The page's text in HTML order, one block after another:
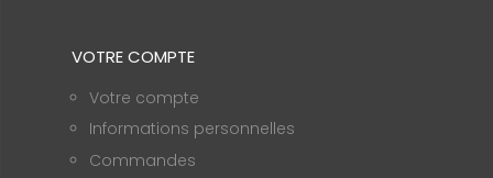
VOTRE COMPTE
Votre compte
Informations personnelles
Commandes